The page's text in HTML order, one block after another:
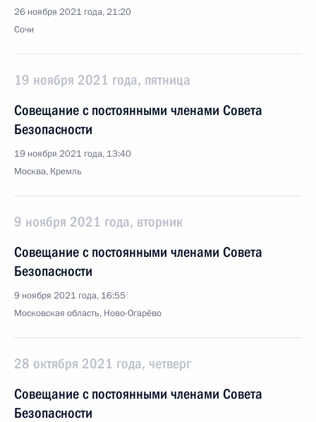
26 ноября 2021 года, 21:20
Сочи
19 ноября 2021 года, пятница
Совещание с постоянными членами Совета
Безопасности
19 ноября 2021 года, 13:40
Москва, Кремль
9 ноября 2021 года, вторник
Совещание с постоянными членами Совета
Безопасности
9 ноября 2021 года, 16:55
Московская область, Ново-Огарёво
28 октября 2021 года, четверг
Совещание с постоянными членами Совета
Безопасности